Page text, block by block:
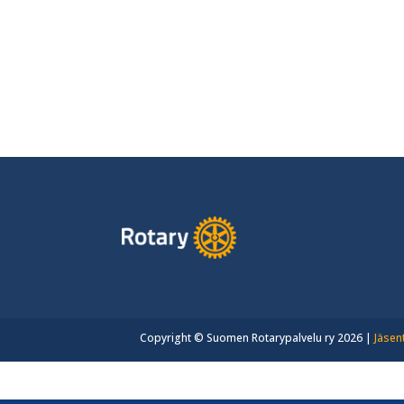
Copyright © Suomen Rotarypalvelu ry 2026 |